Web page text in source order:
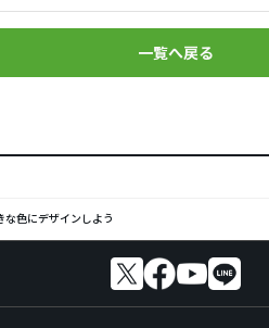
一覧へ戻る
色にデザインしよう